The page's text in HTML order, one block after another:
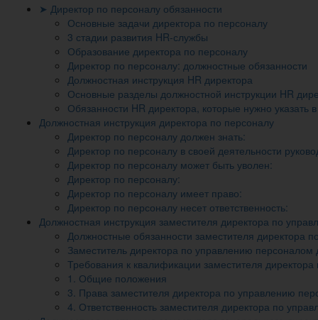
➤ Директор по персоналу обязанности
Основные задачи директора по персоналу
3 стадии развития HR-службы
Образование директора по персоналу
Директор по персоналу: должностные обязанности
Должностная инструкция HR директора
Основные разделы должностной инструкции HR
Обязанности HR директора, которые нужно указать
Должностная инструкция директора по персоналу
Директор по персоналу должен знать:
Директор по персоналу в своей деятельности
Директор по персоналу может быть уволен:
Директор по персоналу:
Директор по персоналу имеет право:
Директор по персоналу несет ответственность:
Должностная инструкция заместителя директора по
Должностные обязанности заместителя директора
Заместитель директора по управлению персоналом
Требования к квалификации заместителя
1. Общие положения
3. Права заместителя директора по управлению
4. Ответственность заместителя директора по